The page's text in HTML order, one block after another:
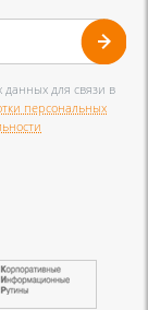
данных для связи в
персональных